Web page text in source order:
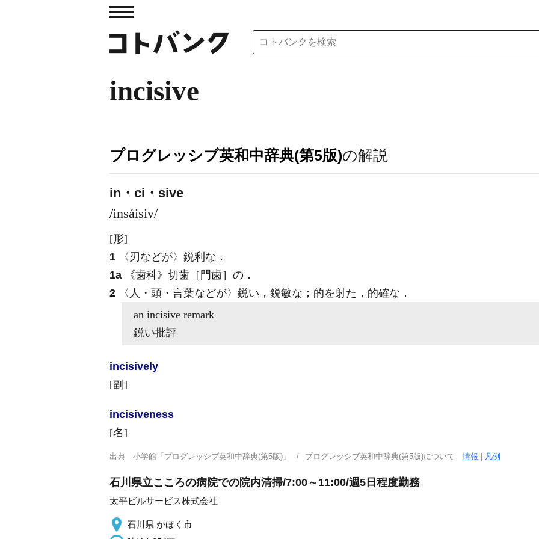
incisive
プログレッシブ英和中辞典(第5版)の解説
in・ci・sive
/insáisiv/
[形]
1 〈刃などが〉鋭利な ．
1a
《歯科》 切歯［門歯］の ．
2 〈人・頭・言葉などが〉鋭い，鋭敏な；的を射た，的確な ．
an incisive remark
鋭い批評
incisive ly
[副]
incisiveness
[名]
出典 小学館「プログレッシブ英和中辞典(第5版)」 プログレッシブ英和中辞典(第5版)について情報 凡例
石川県立こころの病院での院内清掃/7:00～11:00/週5日程度勤務
太平ビルサービス株式会社
石川県 かほく市